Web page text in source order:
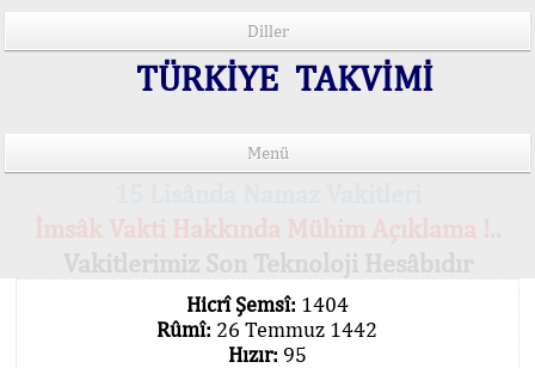
Diller
TÜRKİYE TAKVİMİ
Menü
Hicrî Şemsî: 1404
Rûmî: 26 Temmuz 1442
Hızır: 95